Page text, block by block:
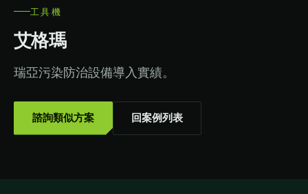
工具機
艾格瑪
瑞亞污染防治設備導入實績。
諮詢類似方案 回案例列表